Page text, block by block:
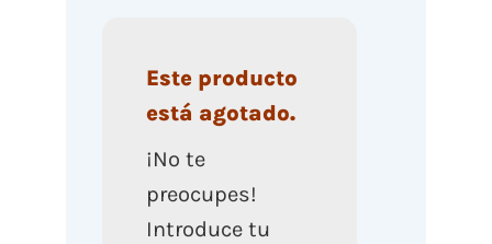
Este producto
está agotado.
¡No te
preocupes!
Introduce tu